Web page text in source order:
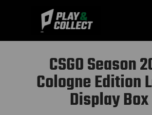
CSGO Season
Cologne Edition
Display Box